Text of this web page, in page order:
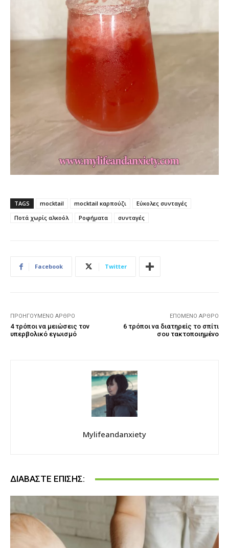
TAGS mocktail mocktail καρπούζι
Εύκολες συνταγές
Ποτά χωρίς αλκοόλ
Ροφήματα συνταγές
Facebook Twitter
ΠΡΟΗΓΟΎΜΕΝΟ ΆΡΘΡΟ
4 τρόποι να μειώσεις τον
υπερβολικό εγωισμό
ΕΠΌΜΕΝΟ ΆΡΘΡΟ
6 τρόποι να διατηρείς το σπίτι
σου τακτοποιημένο
Mylifeandanxiety
ΔΙΑΒΆΣΤΕ ΕΠΊΣΗΣ: